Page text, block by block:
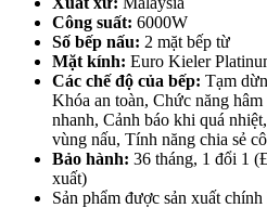
Công suất: 6000W
Số bếp nấu: 2 mặt bếp từ
Mặt kính: Euro Kieler
Các chế độ của bếp: Tạm
Khóa an toàn, Chức năng
nhanh, Cảnh báo khi quá
vùng nấu, Tính năng chia sẻ
Bảo hành: 36 tháng, 1 đổi 1
xuất)
Sản phẩm được sản xuất